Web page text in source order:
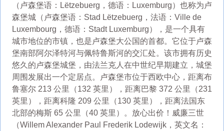
（卢森堡语：Lëtzebuerg，德语：Luxemburg）也称为卢
森堡城（卢森堡语：Stad Lëtzebuerg，法语：Ville de
Luxembourg，德语：Stadt Luxemburg），是一个具有
城市地位的市镇，也是卢森堡大公国的首都。它位于卢森
堡南部阿尔泽特河与佩特鲁斯河的交汇处。该市拥有历史
悠久的卢森堡城堡，由法兰克人在中世纪早期建立，城堡
周围发展出一个定居点。卢森堡市位于西欧中心，距离布
鲁塞尔 213 公里（132 英里），距离巴黎 372 公里（231
英里），距离科隆 209 公里（130 英里），距离法国东
北部的梅斯 65 公里（40 英里）。放心出价！威廉三世
（Willem Alexander Paul Frederik Lodewijk，英文名：